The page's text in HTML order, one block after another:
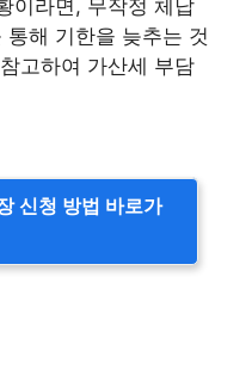
이라면, 무작정 체납
해 기한을 늦추는 것
고하여 가산세 부담
신청 방법 바로가